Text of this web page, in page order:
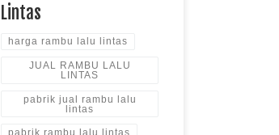
Lintas
harga rambu lalu lintas
JUAL RAMBU LALU
LINTAS
pabrik jual rambu lalu
lintas
pabrik rambu lalu lintas